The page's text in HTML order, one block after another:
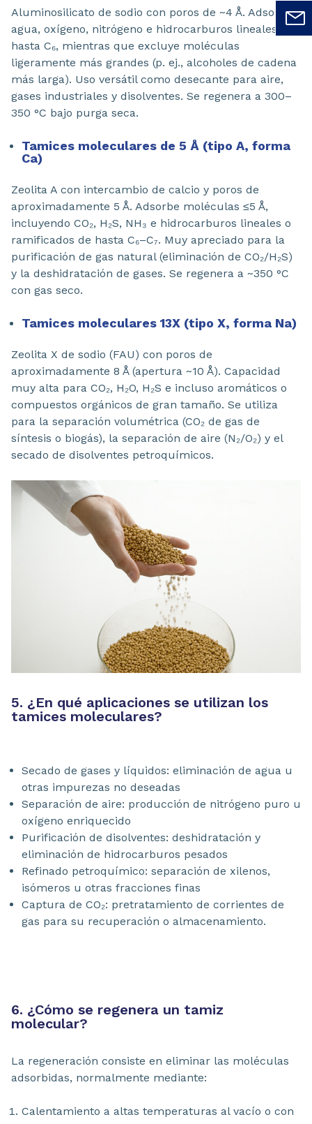
Aluminosilicato de sodio con poros de ~4 Å. Adsorbe
agua, oxígeno, nitrógeno e hidrocarburos lineales
hasta C₆, mientras que excluye moléculas
ligeramente más grandes (p. ej., alcoholes de cadena
más larga). Uso versátil como desecante para aire,
gases industriales y disolventes. Se regenera a 300–
350 °C bajo purga seca.
Tamices moleculares de 5 Å (tipo A, forma
Ca)
Zeolita A con intercambio de calcio y poros de
aproximadamente 5 Å. Adsorbe moléculas ≤5 Å,
incluyendo CO₂, H₂S, NH₃ e hidrocarburos lineales o
ramificados de hasta C₆–C₇. Muy apreciado para la
purificación de gas natural (eliminación de CO₂/H₂S)
y la deshidratación de gases. Se regenera a ~350 °C
con gas seco.
Tamices moleculares 13X (tipo X, forma Na)
Zeolita X de sodio (FAU) con poros de
aproximadamente 8 Å (apertura ~10 Å). Capacidad
muy alta para CO₂, H₂O, H₂S e incluso aromáticos o
compuestos orgánicos de gran tamaño. Se utiliza
para la separación volumétrica (CO₂ de gas de
síntesis o biogás), la separación de aire (N₂/O₂) y el
secado de disolventes petroquímicos.
5. ¿En qué aplicaciones se utilizan los
tamices moleculares?
Secado de gases y líquidos: eliminación de agua u
otras impurezas no deseadas
Separación de aire: producción de nitrógeno puro u
oxígeno enriquecido
Purificación de disolventes: deshidratación y
eliminación de hidrocarburos pesados
Refinado petroquímico: separación de xilenos,
isómeros u otras fracciones finas
Captura de CO₂: pretratamiento de corrientes de
gas para su recuperación o almacenamiento.
6. ¿Cómo se regenera un tamiz
molecular?
La regeneración consiste en eliminar las moléculas
adsorbidas, normalmente mediante:
Calentamiento a altas temperaturas al vacío o con